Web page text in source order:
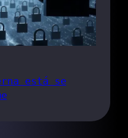
está se